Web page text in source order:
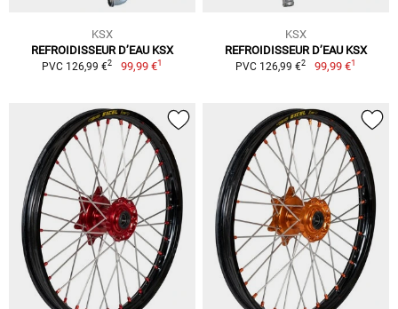
KSX
REFROIDISSEUR D’EAU KSX
PVC 126,99 €2 99,99 €1
KSX
REFROIDISSEUR D’EAU KSX
PVC 126,99 €2 99,99 €1